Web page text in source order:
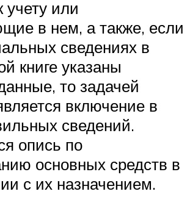
учету или
в нем, а также, если
сведениях в
книге указаны
то задачей
включение в
сведений.
опись по
основных средств в
с их назначением.